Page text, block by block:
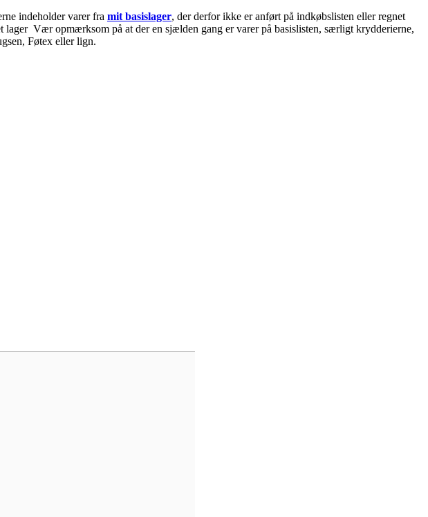
indeholder varer fra mit basislager, der derfor ikke er anført på indkøbslisten eller regnet
lager Vær opmærksom på at der en sjælden gang er varer på basislisten, særligt krydderierne,
Føtex eller lign.